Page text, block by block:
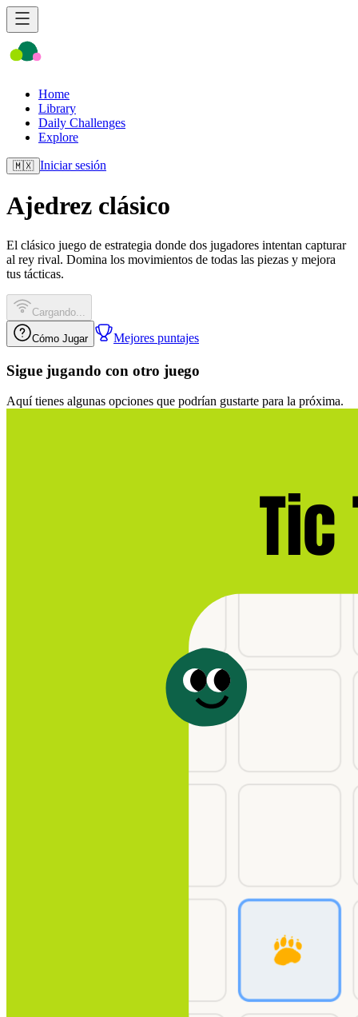
Home
Library
Daily Challenges
Explore
🇲🇽 Iniciar sesión
Ajedrez clásico
El clásico juego de estrategia donde dos jugadores intentan capturar
al rey rival. Domina los movimientos de todas las piezas y mejora
tus tácticas.
Cargando...
Cómo Jugar Mejores puntajes
Sigue jugando con otro juego
Aquí tienes algunas opciones que podrían gustarte para la próxima.